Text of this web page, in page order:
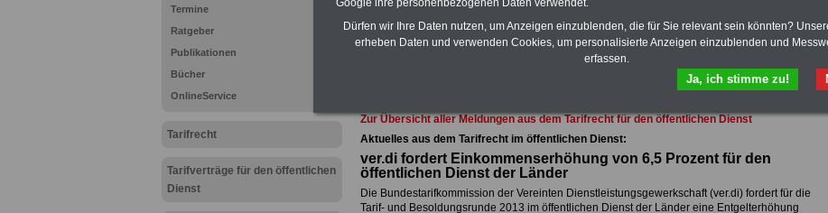
Termine
Ratgeber
Publikationen
Bücher
OnlineService
Tarifrecht
Tarifverträge für den öffentlichen
Dienst
Website gelangen.Daneben finden Sie mehrere OnlineBücher bzw. weitere eBooks:
und Ländern, Beamtenversorgungs-recht in Bund und Ländern, Nebentätig-keitsrecht
für Beamte und Arbeitnehmer). Daneben bieten wir ausgewählte Links, z.B.
Nebenjob, Musterformular für den Teilzeitantrag usw.
Hier den schufafreien Kredit der Sigma Kreditbank beantragen!
Zur Übersicht aller Meldungen aus dem Tarifrecht für den öffentlichen Dienst
Aktuelles aus dem Tarifrecht im öffentlichen Dienst:
ver.di fordert Einkommenserhöhung von 6,5 Prozent für den
öffentlichen Dienst der Länder
Die Bundestarifkommission der Vereinten Dienstleistungsgewerkschaft (ver.di) fordert für die
Tarif- und Besoldungsrunde 2013 im öffentlichen Dienst der Länder eine Entgelterhöhung
Google ihre personenbezogenen Daten verwendet.
Dürfen wir Ihre Daten nutzen, um Anzeigen einzublenden, die für Sie relevant sein könnten?
erheben Daten und verwenden Cookies, um personalisierte Anzeigen einzublenden und
erfassen.
Ja, ich stimme zu!